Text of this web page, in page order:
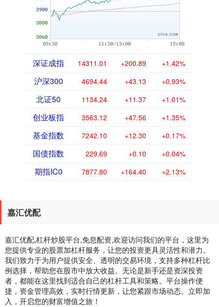
深证成指 14311.01 +200.89 +1.42%
沪深300 4694.44 +43.13 +0.93%
北证50 1134.24 +11.37 +1.01%
创业板指 3563.12 +47.56 +1.35%
基金指数 7242.10 +12.30 +0.17%
国债指数 229.69 +0.10 +0.04%
期指IC0 7877.80 +164.40 +2.13%
嘉汇优配
嘉汇优配,杠杆炒股平台,免息配资,欢迎访问我们的平台，这里为
您提供专业的股票加杠杆服务，让您的投资更具灵活性和潜力。
我们致力于为用户提供安全、透明的交易环境，支持多种杠杆比
例选择，帮助您在股市中放大收益。无论是新手还是资深投资
者，都能在这里找到适合自己的杠杆工具和策略。平台操作便
捷，资金管理高效，实时行情更新，让您紧跟市场动态。立即加
入，开启您的财富增值之旅！